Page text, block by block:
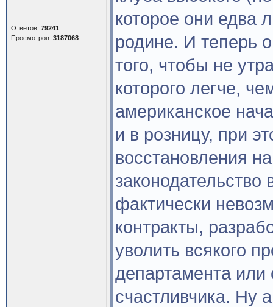
Ответов: 79241
Просмотров: 3187068
которое они едва
родине. И теперь
того, чтобы не
которого легче,
американское
и в розницу, при
восстановления
законодательство
фактически
контракты,
уволить всякого
департамента или
счастливчика. Ну